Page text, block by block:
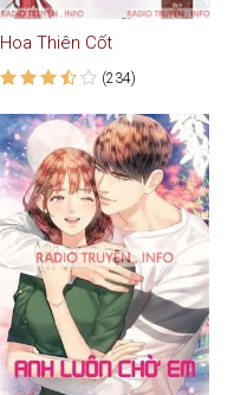
Hoa Thiên Cốt
(234)